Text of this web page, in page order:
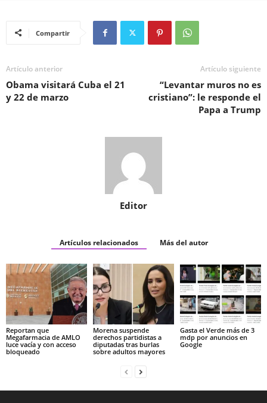
Compartir
Artículo anterior
Obama visitará Cuba el 21
y 22 de marzo
Artículo siguiente
“Levantar muros no es
cristiano”: le responde el
Papa a Trump
Editor
Artículos relacionados Más del autor
Reportan que
Megafarmacia de AMLO
luce vacía y con acceso
bloqueado
Morena suspende
derechos partidistas a
diputadas tras burlas
sobre adultos mayores
Gasta el Verde más de 3
mdp por anuncios en
Google